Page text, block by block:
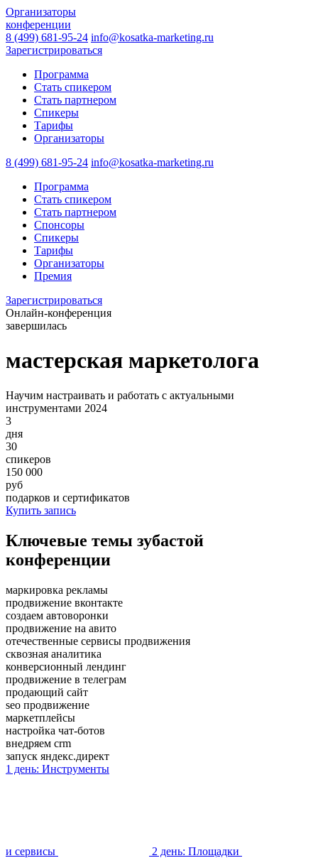
Организаторы
конференции
8 (499) 681-95-24 info@kosatka-marketing.ru
Зарегистрироваться
Программа
Стать спикером
Стать партнером
Спикеры
Тарифы
Организаторы
8 (499) 681-95-24 info@kosatka-marketing.ru
Программа
Стать спикером
Стать партнером
Спонсоры
Спикеры
Тарифы
Организаторы
Премия
Зарегистрироваться
Онлайн-конференция
завершилась
мастерская маркетолога
Научим настраивать и работать с актуальными
инструментами 2024
3
дня
30
спикеров
150 000
руб
подарков и сертификатов
Купить запись
Ключевые темы зубастой
конференции
маркировка рекламы
продвижение вконтакте
создаем автоворонки
продвижение на авито
отечественные сервисы продвижения
сквозная аналитика
конверсионный лендинг
продвижение в телеграм
продающий сайт
seo продвижение
маркетплейсы
настройка чат-ботов
внедряем crm
запуск яндекс.директ
1 день: Инструменты
и сервисы 2 день: Площадки